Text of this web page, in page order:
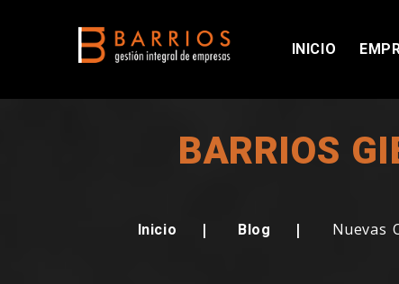
INICIO
BARRIOS
Inicio Blog Nuevas